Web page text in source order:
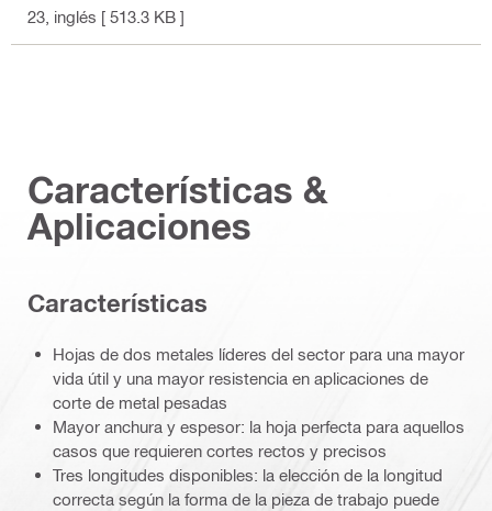
23 , inglés [ 513.3 KB ]
Características &
Aplicaciones
Características
Hojas de dos metales líderes del sector para una mayor
vida útil y una mayor resistencia en aplicaciones de
corte de metal pesadas
Mayor anchura y espesor: la hoja perfecta para aquellos
casos que requieren cortes rectos y precisos
Tres longitudes disponibles: la elección de la longitud
correcta según la forma de la pieza de trabajo puede